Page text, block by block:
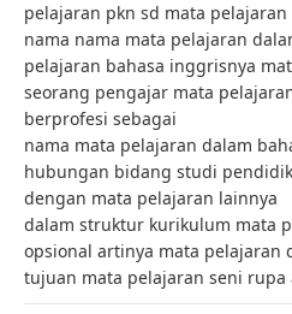
pelajaran pkn sd mata
nama nama mata pelajaran
pelajaran bahasa inggrisnya
seorang pengajar mata
berprofesi sebagai
nama mata pelajaran dalam
hubungan bidang studi
dengan mata pelajaran lainnya
dalam struktur kurikulum mata
opsional artinya mata pelajaran
tujuan mata pelajaran seni rupa